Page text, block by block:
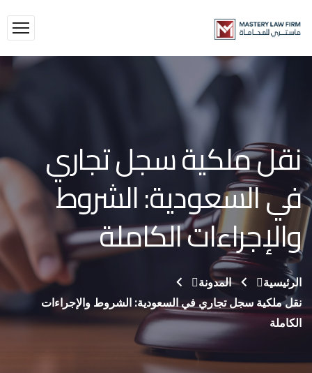
نقل ملكية سجل تجاري
في السعودية: الشروط
والإجراءات الكاملة
الرئيسية
المدونة
نقل ملكية سجل تجاري في السعودية: الشروط والإجراءات
الكاملة